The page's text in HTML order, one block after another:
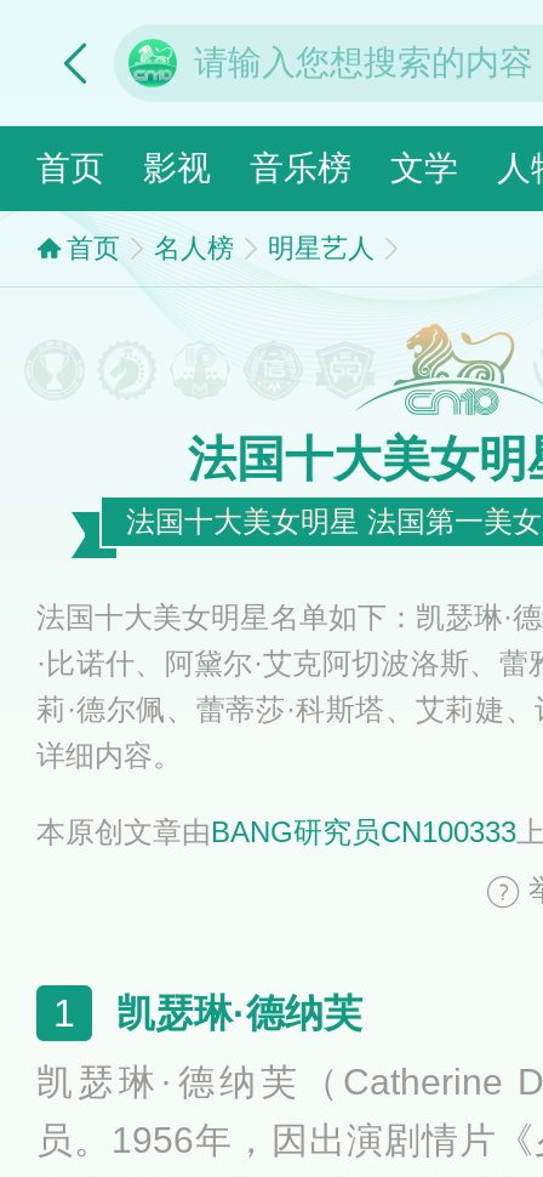
首页 影视 音乐榜 文学 人
首页 名人榜 明星艺人
法国十大美女明
法国十大美女明星 法国第一美
法国十大美女明星名单如下：凯瑟琳·
·比诺什、阿黛尔·艾克阿切波洛斯、蕾
莉·德尔佩、蕾蒂莎·科斯塔、艾莉婕
详细内容。
本原创文章由BANG研究员CN100333
1 凯瑟琳·德纳芙
凯瑟琳·德纳芙（Catherine
员。1956年，因出演剧情片